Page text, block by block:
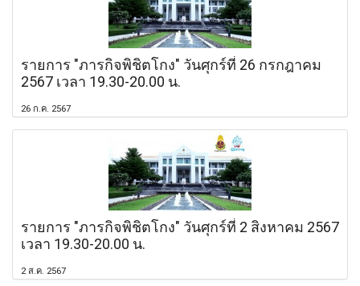
รายการ "ภารกิจพิชิตโกง" วันศุกร์ที่ 26 กรกฎาคม
2567 เวลา 19.30-20.00 น.
26 ก.ค. 2567
รายการ "ภารกิจพิชิตโกง" วันศุกร์ที่ 2 สิงหาคม 2567
เวลา 19.30-20.00 น.
2 ส.ค. 2567